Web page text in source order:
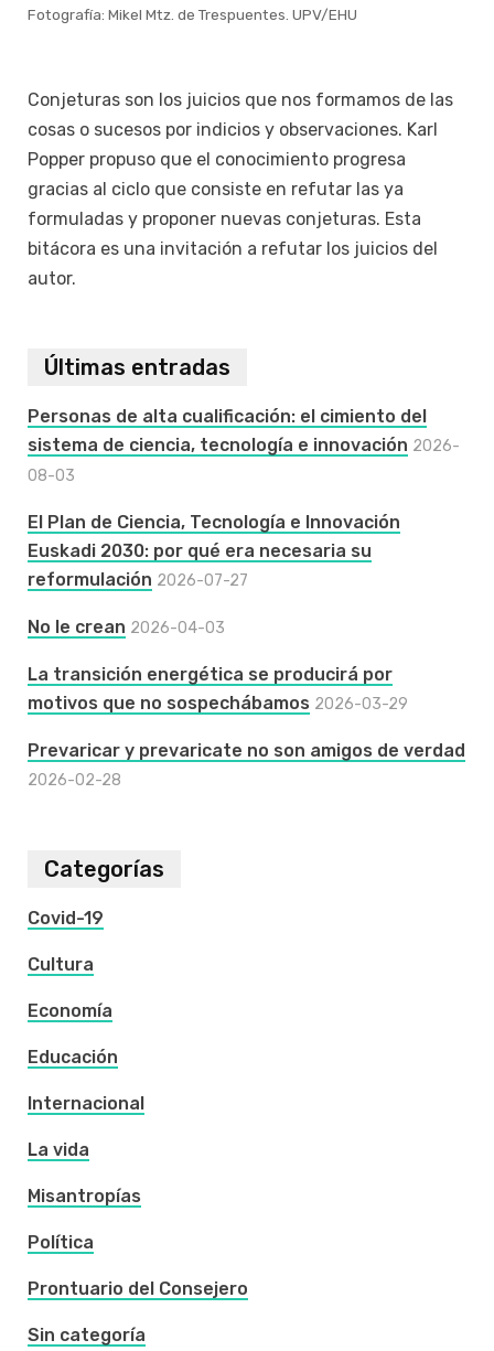
Fotografía: Mikel Mtz. de Trespuentes. UPV/EHU
Conjeturas son los juicios que nos formamos de las
cosas o sucesos por indicios y observaciones. Karl
Popper propuso que el conocimiento progresa
gracias al ciclo que consiste en refutar las ya
formuladas y proponer nuevas conjeturas. Esta
bitácora es una invitación a refutar los juicios del
autor.
Últimas entradas
Personas de alta cualificación: el cimiento del
sistema de ciencia, tecnología e innovación 2026-
08-03
El Plan de Ciencia, Tecnología e Innovación
Euskadi 2030: por qué era necesaria su
reformulación 2026-07-27
No le crean 2026-04-03
La transición energética se producirá por
motivos que no sospechábamos 2026-03-29
Prevaricar y prevaricate no son amigos de verdad
2026-02-28
Categorías
Covid-19
Cultura
Economía
Educación
Internacional
La vida
Misantropías
Política
Prontuario del Consejero
Sin categoría